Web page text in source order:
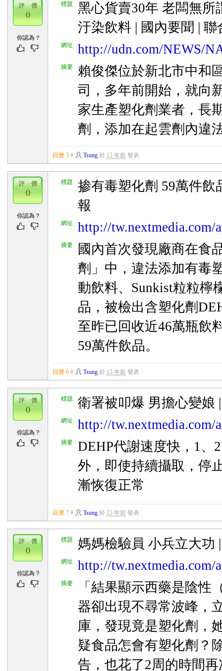
標題
黑心貨賣30年 老闆無所
汙染飲料 | 國內要聞 | 聯
網址 http://udn.com/NEWS/
摘要
賴俊傑位於新北市中和
司，多年前開始，就向
家生產塑化劑業者，長
劑，添加在起雲劑內違
評 價
0
你認為？
回應 5 # Tsung於 15 年前發表
標題
掺有毒塑化劑 59萬件飲
報
網址 http://tw.nextmedia.com/
摘要
國內首次發現廠商在食
劑」中，違法添加有毒
動飲料、Sunkist粒粒檸
品，被檢出含塑化劑
至昨已回收近46萬瓶飲
59萬件飲品。
評 價
0
你認為？
回應 6 # Tsung於 15 年前發表
標題 衛署被叩爆 男擔心變娘
網址 http://tw.nextmedia.com/
摘要
DEHP代謝速度快，1、
外，即使持續攝取，停
漸恢復正常
評 價
0
你認為？
回應 7 # Tsung於 15 年前發表
標題 媽媽檢驗員 小兵立大功
網址 http://tw.nextmedia.com/
摘要
「結果顯示西藥是陰性
器卻出現不尋常波峰，
庫，發現竟是塑化劑，
疑食品怎會有塑化劑？
告，也花了2周的時間
評 價
0
你認為？